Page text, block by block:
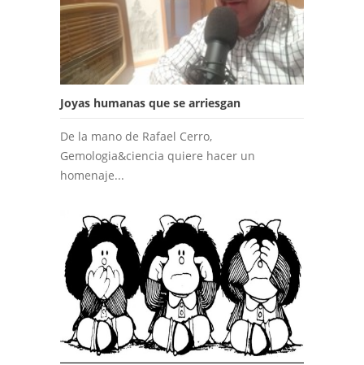
Joyas humanas que se arriesgan
De la mano de Rafael Cerro,
Gemologia&ciencia quiere hacer un
homenaje...